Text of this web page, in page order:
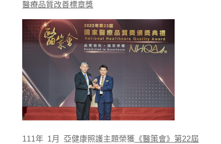
醫療品質改善標章獎
111年 1月 亞健康照護主題榮獲 《醫策會》第22屆